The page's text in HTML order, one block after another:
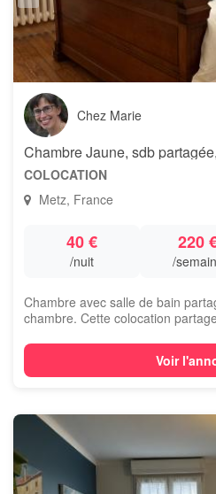
Chez Marie
Chambre Jaune, sdb
COLOCATION
Metz, France
40 €
/nuit
220
/
Chambre avec salle de bain
chambre. Cette colocation
Voir